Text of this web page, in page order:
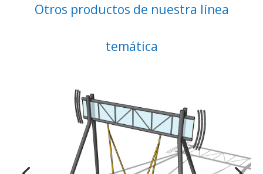
Otros productos de nuestra línea
temática